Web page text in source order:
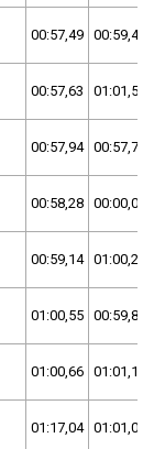
00:57,49 00:59,45
00:57,63 01:01,56
00:57,94 00:57,71
00:58,28 00:00,00
00:59,14 01:00,24
01:00,55 00:59,87
01:00,66 01:01,10
01:17,04 01:01,07